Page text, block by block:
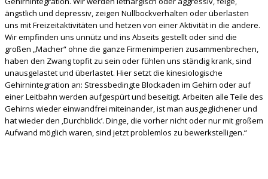
ängstlich und depressiv, zeigen Nullbockverhalten oder überlasten
uns mit Freizeitaktivitäten und hetzen von einer Aktivität in die andere.
Wir empfinden uns unnütz und ins Abseits gestellt oder sind die
großen „Macher“ ohne die ganze Firmenimperien zusammenbrechen,
haben den Zwang topfit zu sein oder fühlen uns ständig krank, sind
unausgelastet und überlastet. Hier setzt die kinesiologische
Gehirnintegration an: Stressbedingte Blockaden im Gehirn oder auf
einer Leitbahn werden aufgespürt und beseitigt. Arbeiten alle Teile des
Gehirns wieder einwandfrei miteinander, ist man ausgeglichener und
hat wieder den ‚Durchblick’. Dinge, die vorher nicht oder nur mit großem
Aufwand möglich waren, sind jetzt problemlos zu bewerkstelligen.“